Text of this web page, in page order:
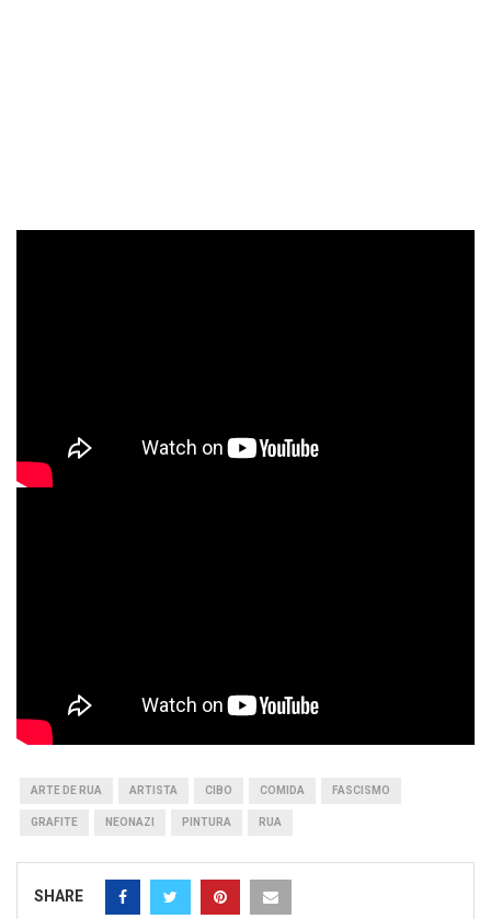
ARTE DE RUA ARTISTA CIBO COMIDA FASCISMO
GRAFITE NEONAZI PINTURA RUA
SHARE